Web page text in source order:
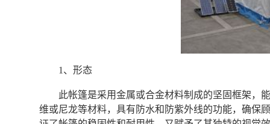
1、形态
此帐篷是采用金属或合金材料制成的坚固框架，
维或尼龙等材料，具有防水和防紫外线的功能，确保